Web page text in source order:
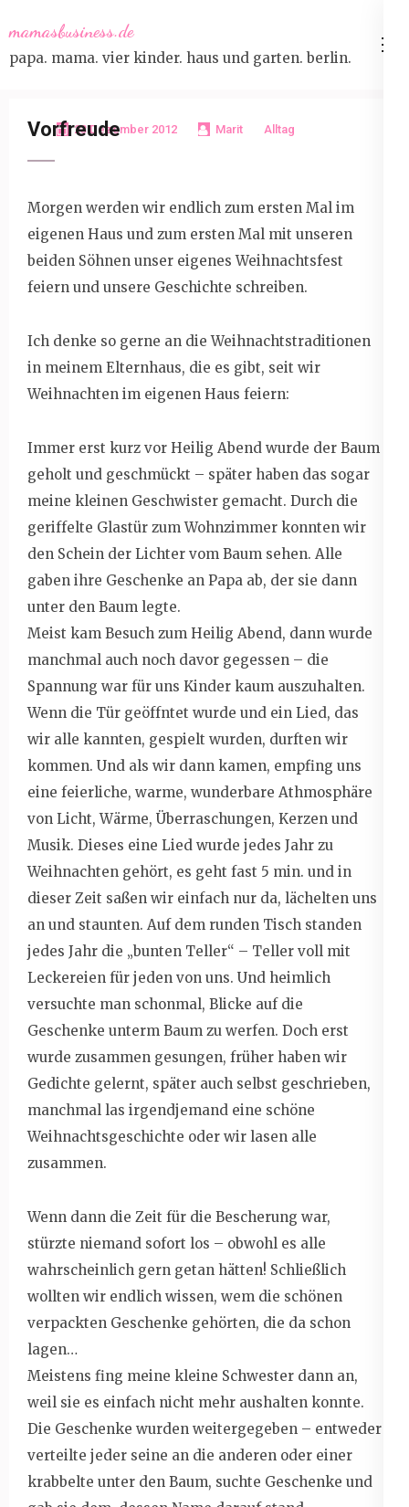
to
content
Enter)
mamasbusiness.de
papa. mama. vier kinder. haus und garten. berlin.
23 Dezember 2012 Marit Alltag
Vorfreude
Morgen werden wir endlich zum ersten Mal im
eigenen Haus und zum ersten Mal mit unseren
beiden Söhnen unser eigenes Weihnachtsfest
feiern und unsere Geschichte schreiben.
Ich denke so gerne an die Weihnachtstraditionen
in meinem Elternhaus, die es gibt, seit wir
Weihnachten im eigenen Haus feiern:
Immer erst kurz vor Heilig Abend wurde der Baum
geholt und geschmückt – später haben das sogar
meine kleinen Geschwister gemacht. Durch die
geriffelte Glastür zum Wohnzimmer konnten wir
den Schein der Lichter vom Baum sehen. Alle
gaben ihre Geschenke an Papa ab, der sie dann
unter den Baum legte.
Meist kam Besuch zum Heilig Abend, dann wurde
manchmal auch noch davor gegessen – die
Spannung war für uns Kinder kaum auszuhalten.
Wenn die Tür geöffntet wurde und ein Lied, das
wir alle kannten, gespielt wurden, durften wir
kommen. Und als wir dann kamen, empfing uns
eine feierliche, warme, wunderbare Athmosphäre
von Licht, Wärme, Überraschungen, Kerzen und
Musik. Dieses eine Lied wurde jedes Jahr zu
Weihnachten gehört, es geht fast 5 min. und in
dieser Zeit saßen wir einfach nur da, lächelten uns
an und staunten. Auf dem runden Tisch standen
jedes Jahr die „bunten Teller“ – Teller voll mit
Leckereien für jeden von uns. Und heimlich
versuchte man schonmal, Blicke auf die
Geschenke unterm Baum zu werfen. Doch erst
wurde zusammen gesungen, früher haben wir
Gedichte gelernt, später auch selbst geschrieben,
manchmal las irgendjemand eine schöne
Weihnachtsgeschichte oder wir lasen alle
zusammen.
Wenn dann die Zeit für die Bescherung war,
stürzte niemand sofort los – obwohl es alle
wahrscheinlich gern getan hätten! Schließlich
wollten wir endlich wissen, wem die schönen
verpackten Geschenke gehörten, die da schon
lagen…
Meistens fing meine kleine Schwester dann an,
weil sie es einfach nicht mehr aushalten konnte.
Die Geschenke wurden weitergegeben – entweder
verteilte jeder seine an die anderen oder einer
krabbelte unter den Baum, suchte Geschenke und